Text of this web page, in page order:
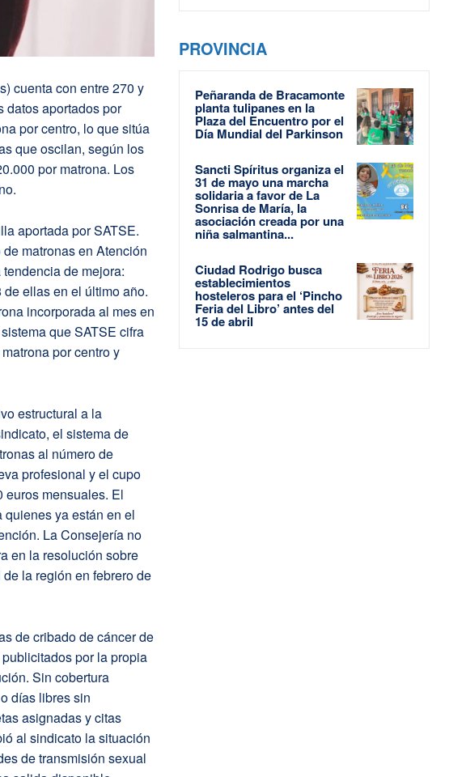
cuenta con entre 270 y
datos aportados por
por centro, lo que sitúa
que oscilan, según los
por matrona. Los
aportada por SATSE.
matronas en Atención
de mejora:
ellas en el último año.
incorporada al mes en
que SATSE cifra
por centro y
estructural a la
el sistema de
al número de
profesional y el cupo
euros mensuales. El
ya están en el
La Consejería no
en la resolución sobre
la región en febrero de
de cribado de cáncer de
por la propia
Sin cobertura
días libres sin
asignadas y citas
al sindicato la situación
de transmisión sexual
PROVINCIA
Peñaranda de Bracamonte
planta tulipanes en la
Plaza del Encuentro por el
Día Mundial del Parkinson
Sancti Spíritus organiza el
31 de mayo una marcha
solidaria a favor de La
Sonrisa de María, la
asociación creada por una
niña salmantina...
Ciudad Rodrigo busca
establecimientos
hosteleros para el ‘Pincho
Feria del Libro’ antes del
15 de abril